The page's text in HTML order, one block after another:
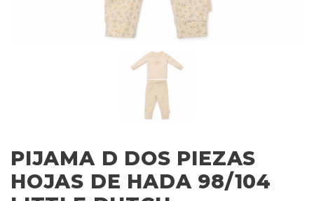
PIJAMA D DOS PIEZAS
HOJAS DE HADA 98/104